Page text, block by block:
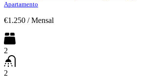
Apartamento
€1.250 / Mensal
2
2